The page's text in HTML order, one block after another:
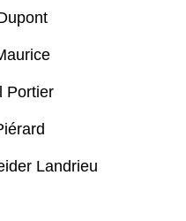
Portier
Landrieu